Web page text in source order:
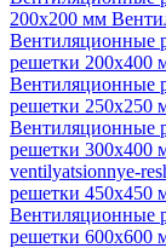
200х200 мм
Вентиляционные
решетки 200х400
Вентиляционные
решетки 250х250
Вентиляционные
решетки 300х400
ventilyatsionnye-
решетки 450х450
Вентиляционные
решетки 600х600